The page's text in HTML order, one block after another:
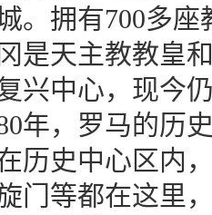
。拥有700多
是天主教教皇
兴中心，现今
年，罗马的历
历史中心区内
门等都在这里